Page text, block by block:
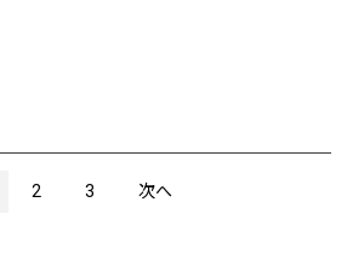
2 3 次へ